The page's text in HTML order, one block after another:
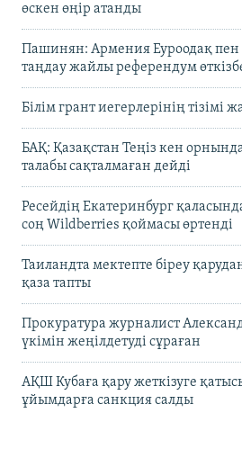
өскен өңір атанды
Пашинян: Армения Еуроодақ
таңдау жайлы референдум
Білім грант иегерлерінің тізімі
БАҚ: Қазақстан Теңіз кен
талабы сақталмаған дейді
Ресейдің Екатеринбург
соң Wildberries қоймасы өртенді
Таиландта мектепте біреу
қаза тапты
Прокуратура журналист
үкімін жеңілдетуді сұраған
АҚШ Кубаға қару жеткізуге
ұйымдарға санкция салды